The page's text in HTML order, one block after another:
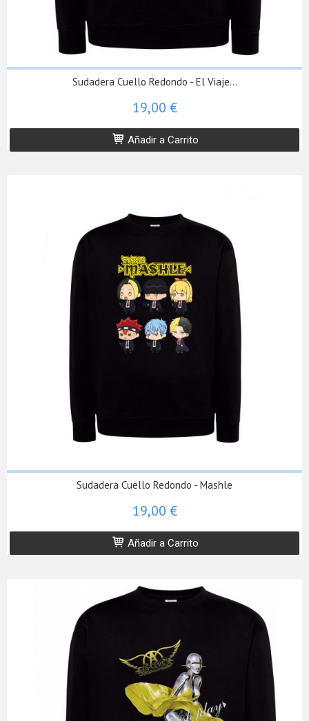
Sudadera Cuello Redondo - El Viaje...
19,00 €
Añadir a Carrito
Sudadera Cuello Redondo - Mashle
19,00 €
Añadir a Carrito